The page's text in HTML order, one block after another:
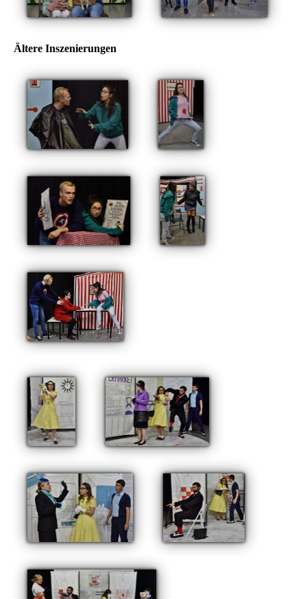
Ältere Inszenierungen